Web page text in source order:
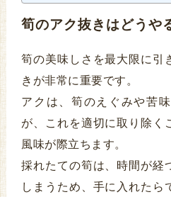
筍のアク抜きはどうや
筍の美味しさを最大限に引
きが非常に重要です。
アクは、筍のえぐみや苦
が、これを適切に取り除く
風味が際立ちます。
採れたての筍は、時間が経
しまうため、手に入れたら